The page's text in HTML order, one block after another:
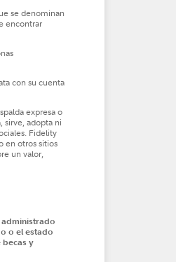
se denominan
encontrar
con su cuenta
expresa o
sirve, adopta ni
Fidelity
en otros sitios
un valor,
administrado
o el estado
becas y